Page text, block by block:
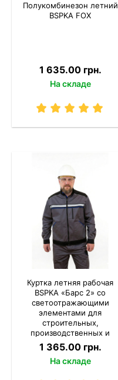
Полукомбинезон летний
BSPKA FOX
1 635.00 грн.
На складе
Куртка летняя рабочая
BSPKA «Барс 2» со
светоотражающими
элементами для
строительных,
производственных и
сервисных работ
1 365.00 грн.
На складе